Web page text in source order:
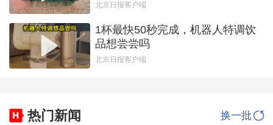
北京日报客户端
1杯最快50秒完成，机器人特调饮
品想尝尝吗
北京日报客户端
热门新闻 换一批